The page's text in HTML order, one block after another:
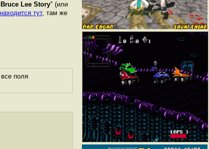
Lee Story" (или
находится тут, там же
поля